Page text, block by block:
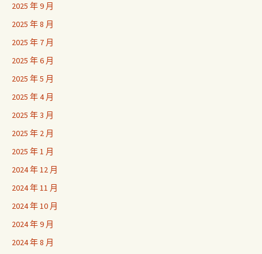
2025 年 9 月
2025 年 8 月
2025 年 7 月
2025 年 6 月
2025 年 5 月
2025 年 4 月
2025 年 3 月
2025 年 2 月
2025 年 1 月
2024 年 12 月
2024 年 11 月
2024 年 10 月
2024 年 9 月
2024 年 8 月